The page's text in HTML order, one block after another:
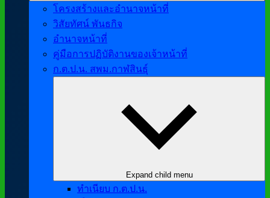
โครงสร้างและอำนาจหน้าที่
วิสัยทัศน์ พันธกิจ
อำนาจหน้าที่
คู่มือการปฏิบัติงานของเจ้าหน้าที่
ก.ต.ป.น. สพม.กาฬสินธุ์
Expand child menu
ทำเนียบ ก.ต.ป.น.